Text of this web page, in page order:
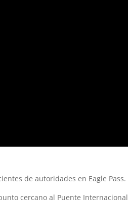
de autoridades en Eagle Pass.
cercano al Puente Internacional